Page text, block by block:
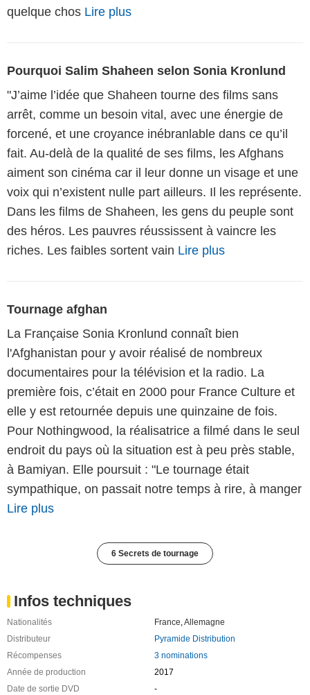
quelque chos Lire plus
Pourquoi Salim Shaheen selon Sonia Kronlund
"J’aime l’idée que Shaheen tourne des films sans
arrêt, comme un besoin vital, avec une énergie de
forcené, et une croyance inébranlable dans ce qu’il
fait. Au-delà de la qualité de ses films, les Afghans
aiment son cinéma car il leur donne un visage et une
voix qui n’existent nulle part ailleurs. Il les représente.
Dans les films de Shaheen, les gens du peuple sont
des héros. Les pauvres réussissent à vaincre les
riches. Les faibles sortent vain Lire plus
Tournage afghan
La Française Sonia Kronlund connaît bien
l'Afghanistan pour y avoir réalisé de nombreux
documentaires pour la télévision et la radio. La
première fois, c’était en 2000 pour France Culture et
elle y est retournée depuis une quinzaine de fois.
Pour Nothingwood, la réalisatrice a filmé dans le seul
endroit du pays où la situation est à peu près stable,
à Bamiyan. Elle poursuit : "Le tournage était
sympathique, on passait notre temps à rire, à manger
Lire plus
6 Secrets de tournage
Infos techniques
Nationalités France,Allemagne
Distributeur
Pyramide Distribution
Récompenses
3 nominations
Année de production
2017
Date de sortie DVD
-